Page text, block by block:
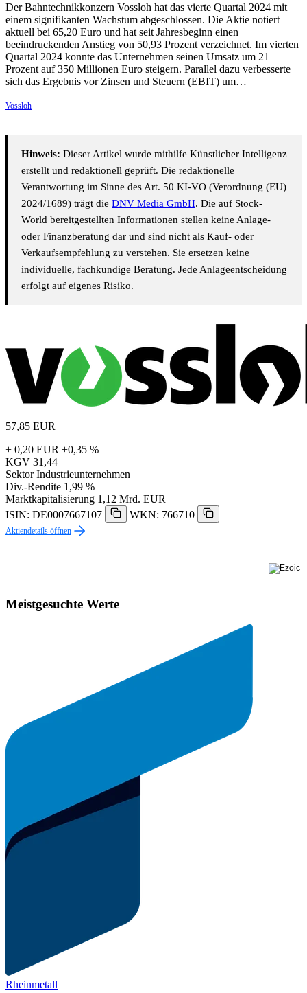
Der Bahntechnikkonzern Vossloh hat das vierte Quartal 2024 mit
einem signifikanten Wachstum abgeschlossen. Die Aktie notiert
aktuell bei 65,20 Euro und hat seit Jahresbeginn einen
beeindruckenden Anstieg von 50,93 Prozent verzeichnet. Im vierten
Quartal 2024 konnte das Unternehmen seinen Umsatz um 21
Prozent auf 350 Millionen Euro steigern. Parallel dazu verbesserte
sich das Ergebnis vor Zinsen und Steuern (EBIT) um…
Vossloh
Hinweis: Dieser Artikel wurde mithilfe Künstlicher Intelligenz
erstellt und redaktionell geprüft. Die redaktionelle
Verantwortung im Sinne des Art. 50 KI-VO (Verordnung (EU)
2024/1689) trägt die DNV Media GmbH. Die auf Stock-
World bereitgestellten Informationen stellen keine Anlage-
oder Finanzberatung dar und sind nicht als Kauf- oder
Verkaufsempfehlung zu verstehen. Sie ersetzen keine
individuelle, fachkundige Beratung. Jede Anlageentscheidung
erfolgt auf eigenes Risiko.
57,85 EUR
+ 0,20 EUR +0,35 %
KGV 31,44
Sektor Industrieunternehmen
Div.-Rendite 1,99 %
Marktkapitalisierung 1,12 Mrd. EUR
ISIN: DE0007667107
WKN: 766710
Aktiendetails öffnen
Meistgesuchte Werte
Rheinmetall